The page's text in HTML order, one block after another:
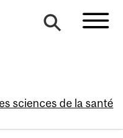
sciences de la santé